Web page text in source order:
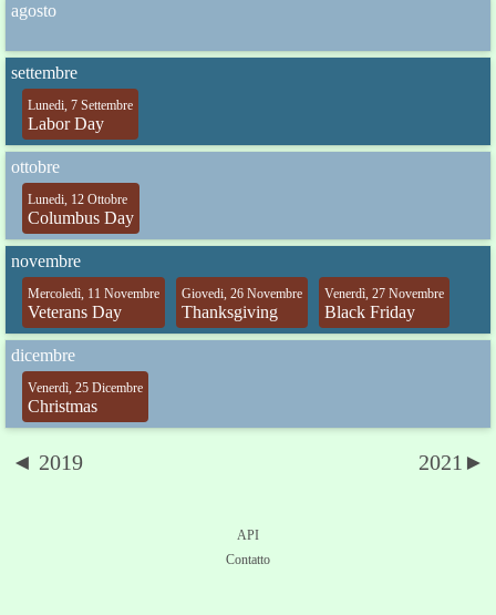
agosto
settembre
Lunedi, 7 Settembre
Labor Day
ottobre
Lunedi, 12 Ottobre
Columbus Day
novembre
Mercoledì, 11 Novembre
Veterans Day
Giovedi, 26 Novembre
Thanksgiving
Venerdì, 27 Novembre
Black Friday
dicembre
Venerdì, 25 Dicembre
Christmas
◄ 2019 2021►
API
Contatto